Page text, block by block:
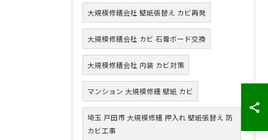
大規模修繕会社 壁紙張替え カビ再発
大規模修繕会社 カビ 石膏ボード交換
大規模修繕会社 内装 カビ対策
マンション 大規模修繕 壁紙 カビ
埼玉 戸田市 大規模修繕 押入れ 壁紙張替え 防
カビ工事